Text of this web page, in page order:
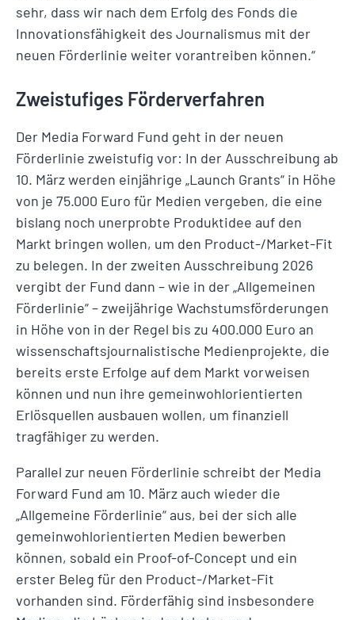
sehr, dass wir nach dem Erfolg des Fonds die
Innovationsfähigkeit des Journalismus mit der
neuen Förderlinie weiter vorantreiben können.“
Zweistufiges Förderverfahren
Der Media Forward Fund geht in der neuen
Förderlinie zweistufig vor: In der Ausschreibung ab
10. März werden einjährige „Launch Grants“ in Höhe
von je 75.000 Euro für Medien vergeben, die eine
bislang noch unerprobte Produktidee auf den
Markt bringen wollen, um den Product-/Market-Fit
zu belegen. In der zweiten Ausschreibung 2026
vergibt der Fund dann – wie in der „Allgemeinen
Förderlinie“ – zweijährige Wachstumsförderungen
in Höhe von in der Regel bis zu 400.000 Euro an
wissenschaftsjournalistische Medienprojekte, die
bereits erste Erfolge auf dem Markt vorweisen
können und nun ihre gemeinwohlorientierten
Erlösquellen ausbauen wollen, um finanziell
tragfähiger zu werden.
Parallel zur neuen Förderlinie schreibt der Media
Forward Fund am 10. März auch wieder die
„Allgemeine Förderlinie“ aus, bei der sich alle
gemeinwohlorientierten Medien bewerben
können, sobald ein Proof-of-Concept und ein
erster Beleg für den Product-/Market-Fit
vorhanden sind. Förderfähig sind insbesondere